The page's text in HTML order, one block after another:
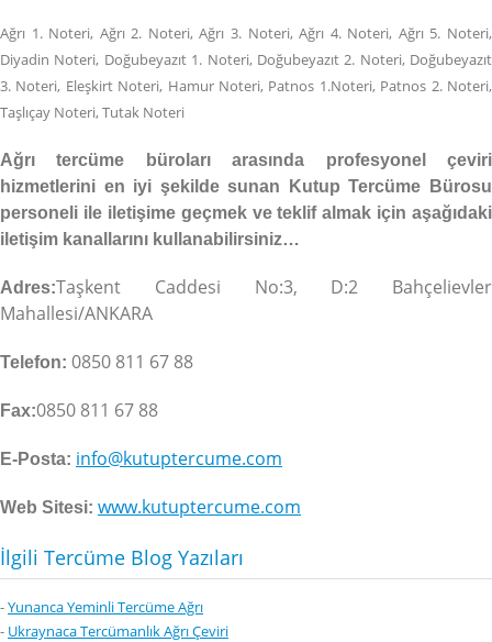
Ağrı 1. Noteri, Ağrı 2. Noteri, Ağrı 3. Noteri, Ağrı 4. Noteri, Ağrı 5. Noteri,
Diyadin Noteri, Doğubeyazıt 1. Noteri, Doğubeyazıt 2. Noteri, Doğubeyazıt
3. Noteri, Eleşkirt Noteri, Hamur Noteri, Patnos 1.Noteri, Patnos 2. Noteri,
Taşlıçay Noteri, Tutak Noteri
Ağrı tercüme büroları arasında profesyonel çeviri
hizmetlerini en iyi şekilde sunan Kutup Tercüme Bürosu
personeli ile iletişime geçmek ve teklif almak için aşağıdaki
iletişim kanallarını kullanabilirsiniz…
Adres:Taşkent Caddesi No:3, D:2 Bahçelievler
Mahallesi/ANKARA
Telefon: 0850 811 67 88
Fax:0850 811 67 88
E-Posta: info@kutuptercume.com
Web Sitesi: www.kutuptercume.com
İlgili Tercüme Blog Yazıları
-Yunanca Yeminli Tercüme Ağrı
- Ukraynaca Tercümanlık Ağrı Çeviri